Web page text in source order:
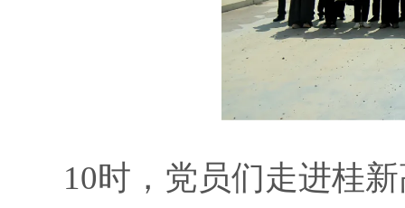
10时，党员们走进桂